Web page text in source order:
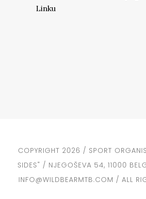
Linku
COPYRIGHT 2026 / SPORT
SIDES" / NJEGOŠEVA 54, 11000
INFO@WILDBEARMTB.COM / ALL